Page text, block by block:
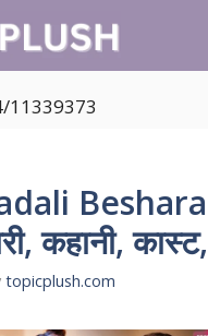
11339373
कहानी,
topicplush.com